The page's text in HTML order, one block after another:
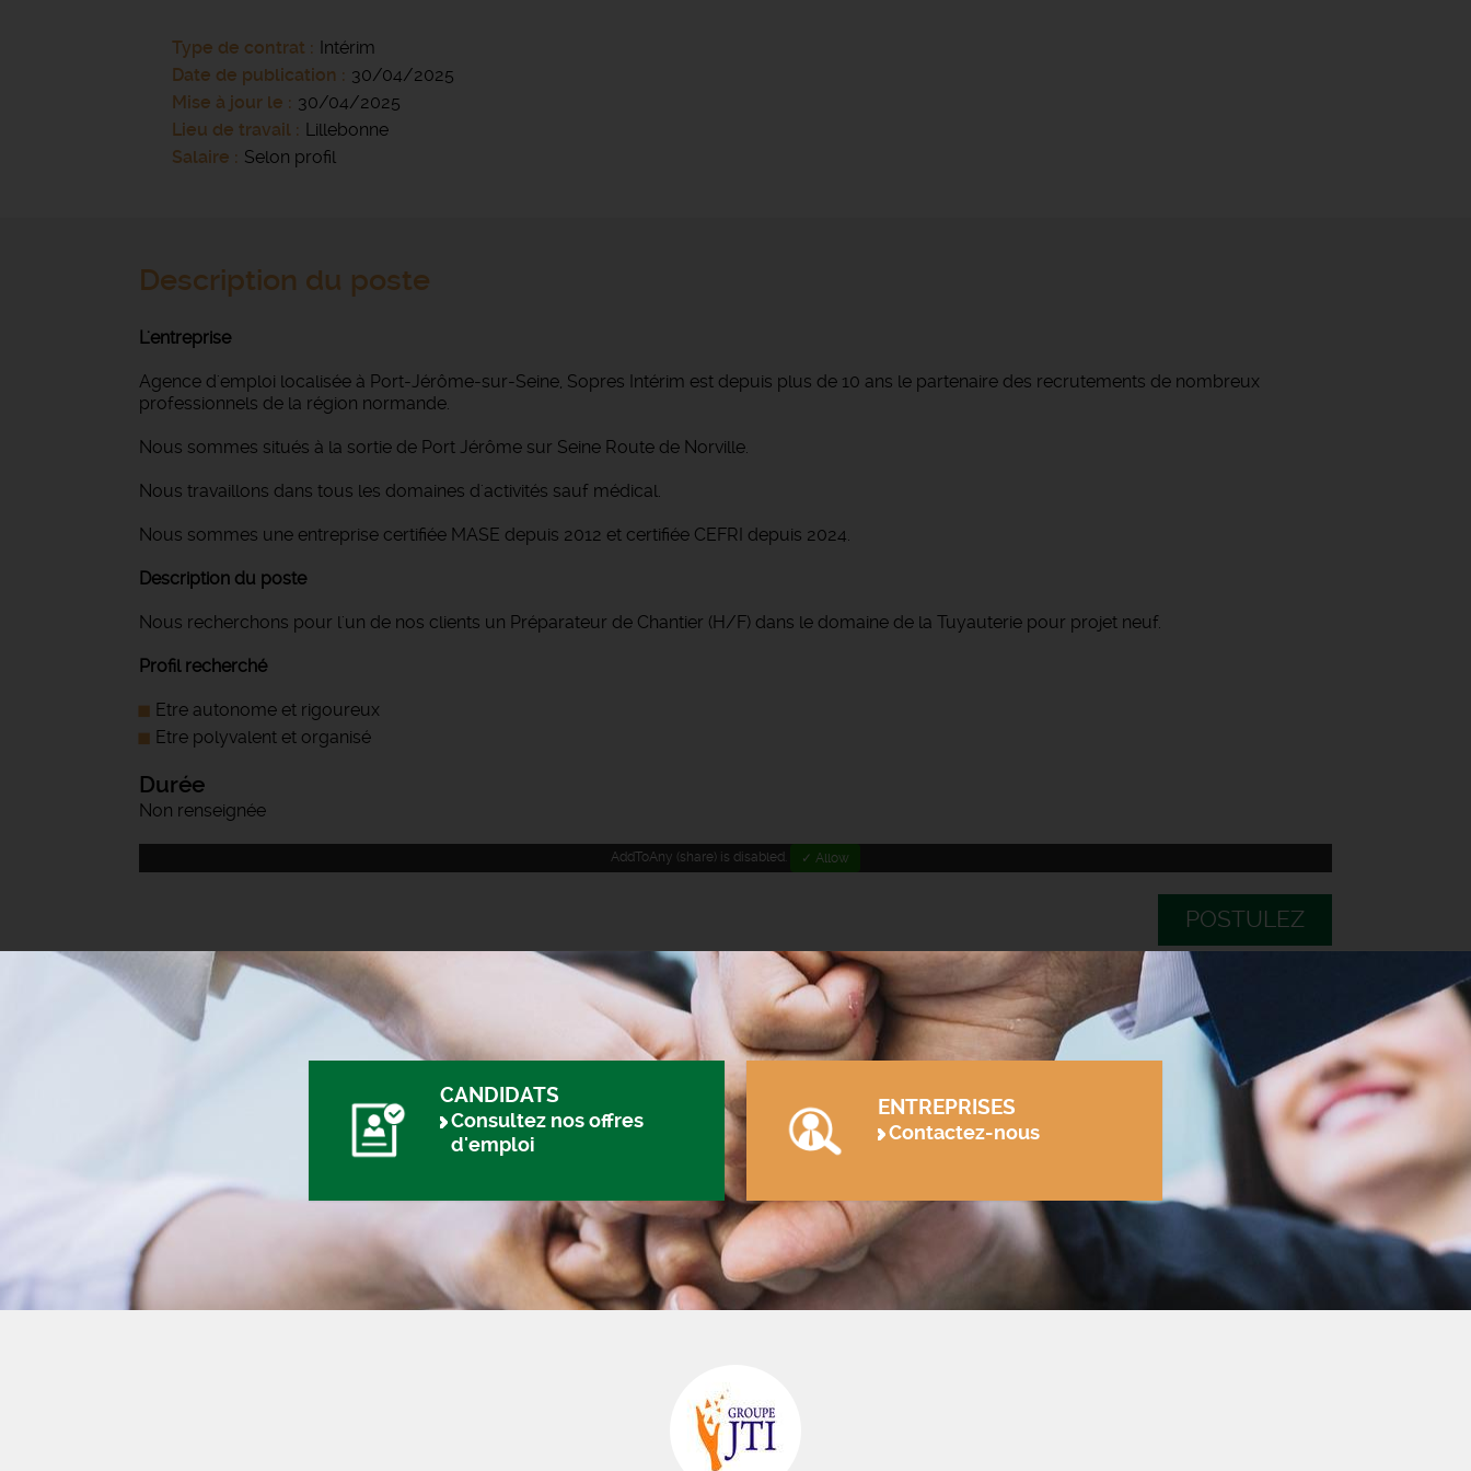
Type de contrat
Intérim
Date de publication
30/04/2025
Mise à jour le
30/04/2025
Lieu de travail
Lillebonne
Salaire
Selon profil
Description du poste
L'entreprise
Agence d'emploi localisée à Port-Jérôme-sur-Seine, Sopres Intérim est depuis plus de 10 ans le partenaire des recrutements de nombreux
professionnels de la région normande.
Nous sommes situés à la sortie de Port Jérôme sur Seine Route de Norville.
Nous travaillons dans tous les domaines d'activités sauf médical.
Nous sommes une entreprise certifiée MASE depuis 2012 et certifiée CEFRI depuis 2024.
Description du poste
Nous recherchons pour l'un de nos clients un Préparateur de Chantier (H/F) dans le domaine de la Tuyauterie pour projet neuf.
Profil recherché
Etre autonome et rigoureux
Etre polyvalent et organisé
Durée
Non renseignée
AddToAny (share) is disabled. ✓ Allow
POSTULEZ
CANDIDATS
Consultez nos offres
d'emploi
ENTREPRISES
Contactez-nous